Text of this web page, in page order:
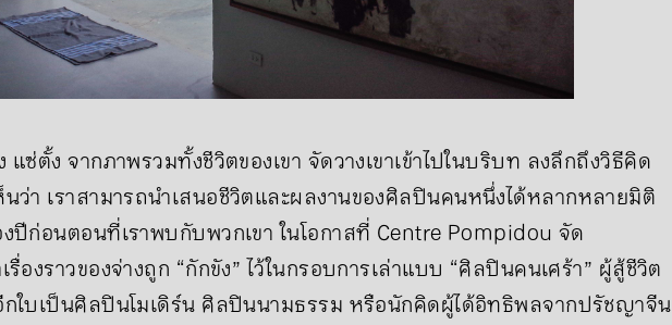
แซ่ตั้ง จากภาพรวมทั้งชีวิตของเขา จัดวางเขาเข้าไปในบริบท ลงลึกถึงวิธีคิด
ว่า เราสามารถนำเสนอชีวิตและผลงานของศิลปินคนหนึ่งได้หลากหลายมิติ
ปีก่อนตอนที่เราพบกับพวกเขา ในโอกาสที่ Centre Pompidou จัด
องราวของจ่างถูก “กักขัง” ไว้ในกรอบการเล่าแบบ “ศิลปินคนเศร้า” ผู้สู้ชีวิต
กใบเป็นศิลปินโมเดิร์น ศิลปินนามธรรม หรือนักคิดผู้ได้อิทธิพลจากปรัชญาจีน